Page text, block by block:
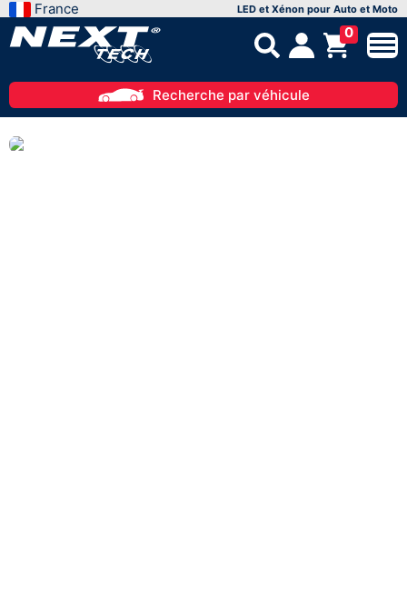
France LED et Xénon pour Auto et Moto
0
Recherche par véhicule